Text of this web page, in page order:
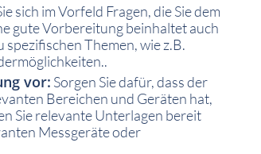
sich im Vorfeld Fragen, die Sie dem
gute Vorbereitung beinhaltet auch
Themen, wie z.B.
vor: Sorgen Sie dafür, dass der
Bereichen und Geräten hat,
Sie relevante Unterlagen bereit
Messgeräte oder